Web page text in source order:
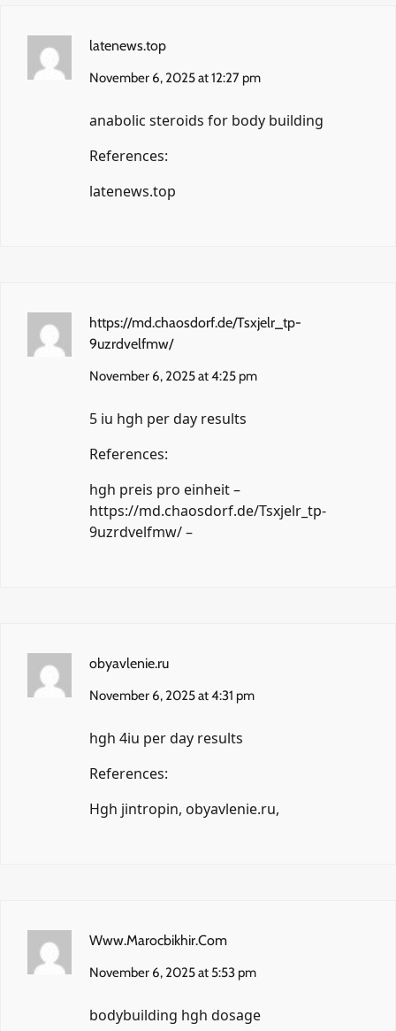
latenews.top
November 6, 2025 at 12:27 pm
anabolic steroids for body building
References:
latenews.top
https://md.chaosdorf.de/Tsxjelr_tp-
9uzrdvelfmw/
November 6, 2025 at 4:25 pm
5 iu hgh per day results
References:
hgh preis pro einheit –
https://md.chaosdorf.de/Tsxjelr_tp-
9uzrdvelfmw/–
obyavlenie.ru
November 6, 2025 at 4:31 pm
hgh 4iu per day results
References:
Hgh jintropin, obyavlenie.ru,
Www.Marocbikhir.Com
November 6, 2025 at 5:53 pm
bodybuilding hgh dosage